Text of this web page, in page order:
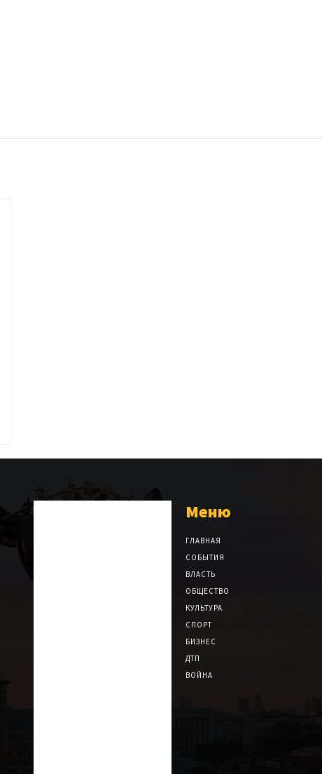
Меню
ГЛАВНАЯ
СОБЫТИЯ
ВЛАСТЬ
ОБЩЕСТВО
КУЛЬТУРА
СПОРТ
БИЗНЕС
ДТП
ВОЙНА